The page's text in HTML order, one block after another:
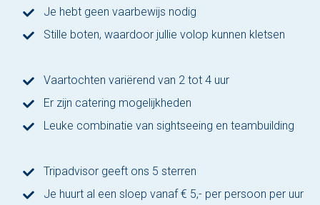
Over Sloepdelen
Werken bij Sloepdelen
Je hebt geen vaarbewijs nodig
Stille boten, waardoor jullie volop kunnen kletsen
Vaartochten variërend van 2 tot 4 uur
Er zijn catering mogelijkheden
Leuke combinatie van sightseeing en teambuilding
Tripadvisor geeft ons 5 sterren
Je huurt al een sloep vanaf € 5,- per persoon per uur